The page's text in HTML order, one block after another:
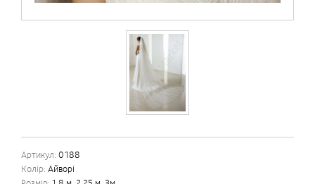
Артикул: 0188
Колір: Айворі